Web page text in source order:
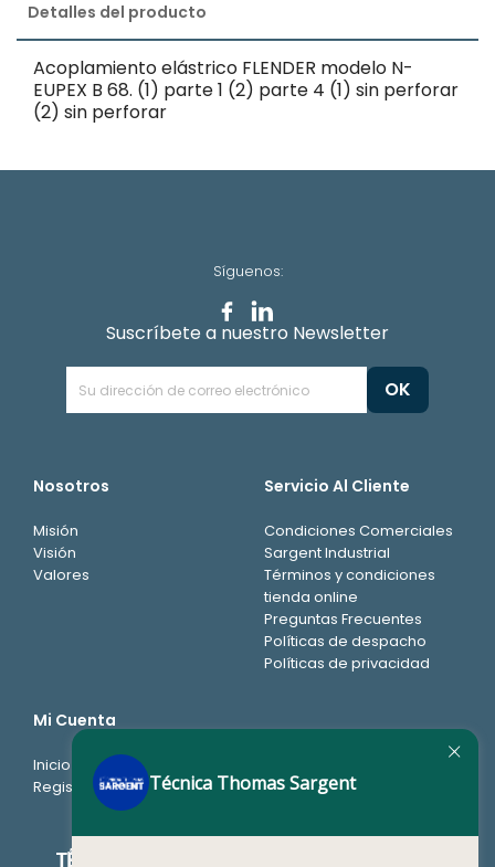
Detalles del producto
Acoplamiento elástrico FLENDER modelo N-
EUPEX B 68. (1) parte 1 (2) parte 4 (1) sin perforar
(2) sin perforar
Nosotros
Misión
Visión
Valores
Servicio Al Cliente
Condiciones Comerciales
Sargent Industrial
Términos y condiciones
tienda online
Preguntas Frecuentes
Políticas de despacho
Políticas de privacidad
Mi Cuenta
Inicio de sesión
Registro
Síguenos:
Suscríbete a nuestro Newsletter
Técnica Thomas Sargent